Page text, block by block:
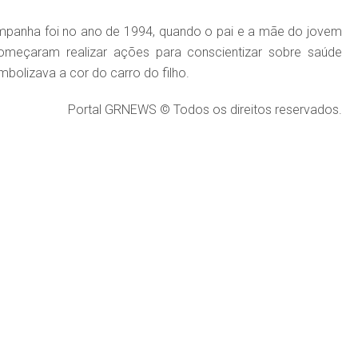
foi no ano de 1994, quando o pai e a mãe do jovem
realizar ações para conscientizar sobre saúde
a cor do carro do filho.
Portal GRNEWS © Todos os direitos reservados.